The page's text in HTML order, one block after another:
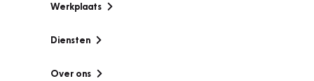
Werkplaats
Diensten
Over ons